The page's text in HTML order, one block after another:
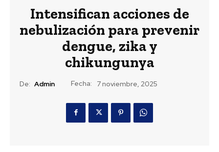
Intensifican acciones de
nebulización para prevenir
dengue, zika y
chikungunya
De: Admin Fecha: 7 noviembre, 2025